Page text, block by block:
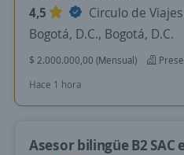
4,5
Circulo de
Bogotá, D.C., Bogotá, D.C.
$ 2.000.000,00 (Mensual)
Hace 1 hora
Asesor bilingüe B2 SAC